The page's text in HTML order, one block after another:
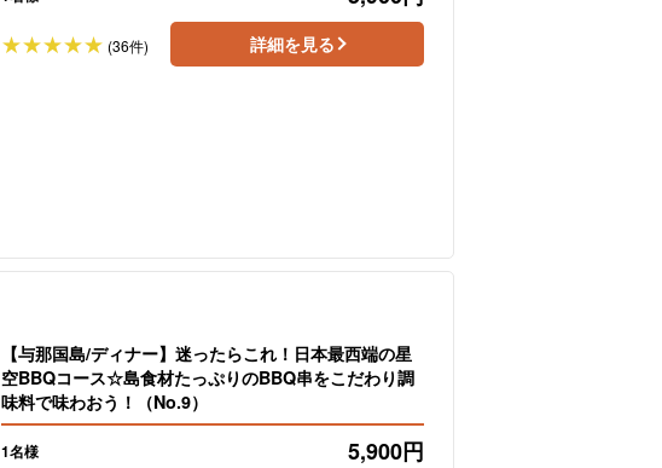
(36件) 詳細を見る
【与那国島/ディナー】迷ったらこれ！日本最西端の星
空BBQコース☆島食材たっぷりのBBQ串をこだわり調
味料で味わおう！（No.9）
1名様 5,900円